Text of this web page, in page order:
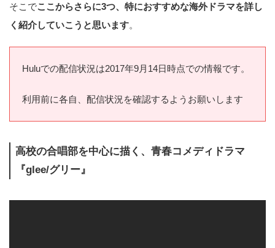
そこでここからさらに3つ、特におすすめな海外ドラマを詳し
く紹介していこうと思います。
Huluでの配信状況は2017年9月14日時点での情報です。
利用前に各自、配信状況を確認するようお願いします
高校の合唱部を中心に描く、青春コメディドラマ
『glee/グリー』